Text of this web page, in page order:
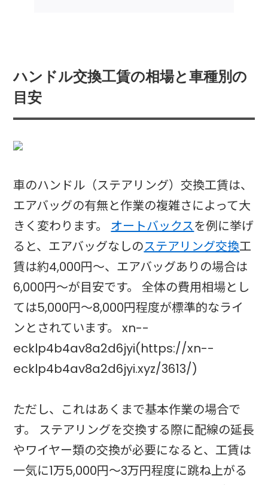
ハンドル交換工賃の相場と車種別の
目安
車のハンドル（ステアリング）交換工賃は、
エアバッグの有無と作業の複雑さによって大
きく変わります。 オートバックスを例に挙げ
ると、エアバッグなしのステアリング交換工
賃は約4,000円〜、エアバッグありの場合は
6,000円〜が目安です。 全体の費用相場とし
ては5,000円〜8,000円程度が標準的なライ
ンとされています。 xn--
ecklp4b4av8a2d6jyi(https://xn--
ecklp4b4av8a2d6jyi.xyz/3613/)
ただし、これはあくまで基本作業の場合で
す。 ステアリングを交換する際に配線の延長
やワイヤー類の交換が必要になると、工賃は
一気に1万5,000円〜3万円程度に跳ね上がる